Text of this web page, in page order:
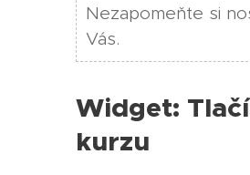
Nezapomeňte si
Vás.
Widget:
kurzu